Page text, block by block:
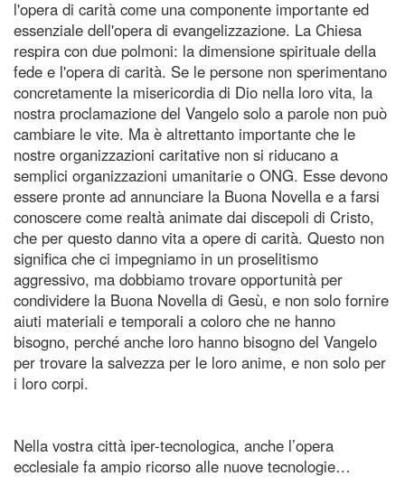
l'opera di carità come una componente importante ed
essenziale dell'opera di evangelizzazione. La Chiesa
respira con due polmoni: la dimensione spirituale della
fede e l'opera di carità. Se le persone non sperimentano
concretamente la misericordia di Dio nella loro vita, la
nostra proclamazione del Vangelo solo a parole non può
cambiare le vite. Ma è altrettanto importante che le
nostre organizzazioni caritative non si riducano a
semplici organizzazioni umanitarie o ONG. Esse devono
essere pronte ad annunciare la Buona Novella e a farsi
conoscere come realtà animate dai discepoli di Cristo,
che per questo danno vita a opere di carità. Questo non
significa che ci impegniamo in un proselitismo
aggressivo, ma dobbiamo trovare opportunità per
condividere la Buona Novella di Gesù, e non solo fornire
aiuti materiali e temporali a coloro che ne hanno
bisogno, perché anche loro hanno bisogno del Vangelo
per trovare la salvezza per le loro anime, e non solo per
i loro corpi.
Nella vostra città iper-tecnologica, anche l’opera
ecclesiale fa ampio ricorso alle nuove tecnologie…